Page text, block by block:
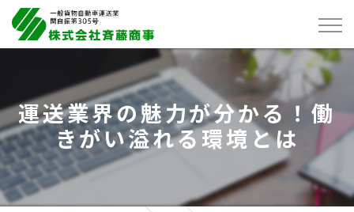
運送業界の魅力が分かる！働
きがい溢れる環境とは